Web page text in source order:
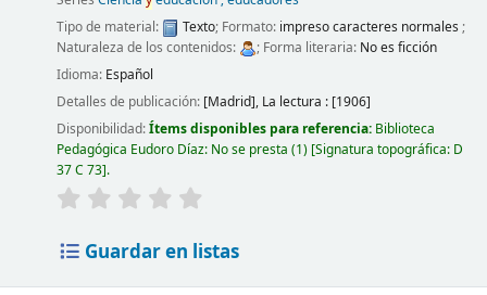
Tipo de material:
Texto; Formato: impreso caracteres normales ;
Naturaleza de los contenidos:
; Forma literaria: No es ficción
Idioma: Español
Detalles de publicación: [Madrid], La lectura : [1906]
Disponibilidad:Ítems disponibles para referencia: Biblioteca
Pedagógica Eudoro Díaz: No se presta (1) Signatura topográfica: D
37 C 73 .
Guardar en listas